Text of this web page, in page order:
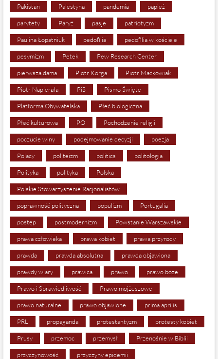
Pakistan Palestyna pandemia papież
parytety Paryż pasje patriotyzm
Paulina Łopatniuk pedofilia pedofilia w kościele
pesymizm Petek Pew Research Center
pierwsza dama Piotr Korga Piotr Maćkowiak
Piotr Napierała PiS Pismo Święte
Platforma Obywatelska Płeć biologiczna
Płeć kulturowa PO Pochodzenie religii
poczucie winy podejmowanie decyzji poezja
Polacy politeizm politics politologia
Polityka polityka Polska
Polskie Stowarzyszenie Racjonalistów
poprawność polityczna populizm Portugalia
postęp postmodernizm Powstanie Warszawskie
prawa człowieka prawa kobiet prawa przyrody
prawda prawda absolutna prawda objawiona
prawdy wiary prawica prawo prawo boże
Prawo i Sprawiedliwość Prawo mojżeszowe
prawo naturalne prawo objawione prima aprilis
PRL propaganda protestantyzm protesty kobiet
Prusy przemoc przemysł Przenośnie w Biblii
przyczynowość przyczyny epidemii